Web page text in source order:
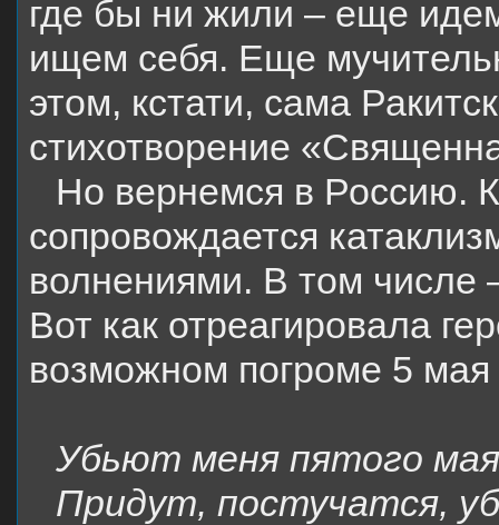
где бы ни жили – еще
ищем себя. Еще
этом, кстати, сама
стихотворение
Но вернемся в Россию.
сопровождается
волнениями. В том числе
Вот как отреагировала
возможном погроме 5 мая
Убьют меня пятого
Придут, постучатся,